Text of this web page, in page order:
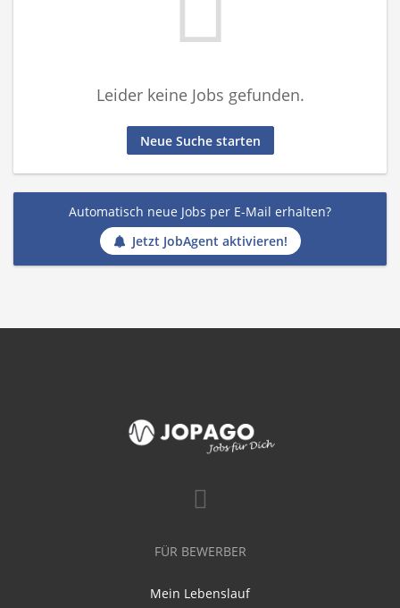
Leider keine Jobs gefunden.
Neue Suche starten
Automatisch neue Jobs per E-Mail erhalten?
Jetzt JobAgent aktivieren!
FÜR BEWERBER
Mein Lebenslauf